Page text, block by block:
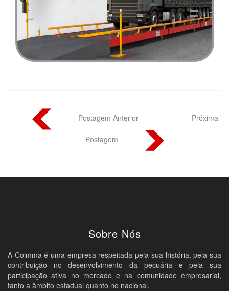
Postagem Anterior Próxima
Postagem
Sobre Nós
A Coimma é uma empresa respeitada pela sua história, pela sua
contribuição no desenvolvimento da pecuária e pela sua
participação ativa no mercado e na comunidade empresarial,
tanto a âmbito estadual quanto no nacional.